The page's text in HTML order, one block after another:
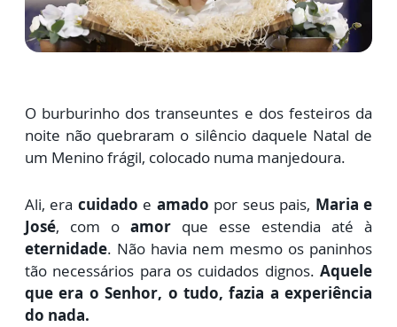
O burburinho dos transeuntes e dos festeiros da
noite não quebraram o silêncio daquele Natal de
um Menino frágil, colocado numa manjedoura.
Ali, era cuidado e amado por seus pais, Maria e
José, com o amor que esse estendia até à
eternidade. Não havia nem mesmo os paninhos
tão necessários para os cuidados dignos. Aquele
que era o Senhor, o tudo, fazia a experiência
do nada.